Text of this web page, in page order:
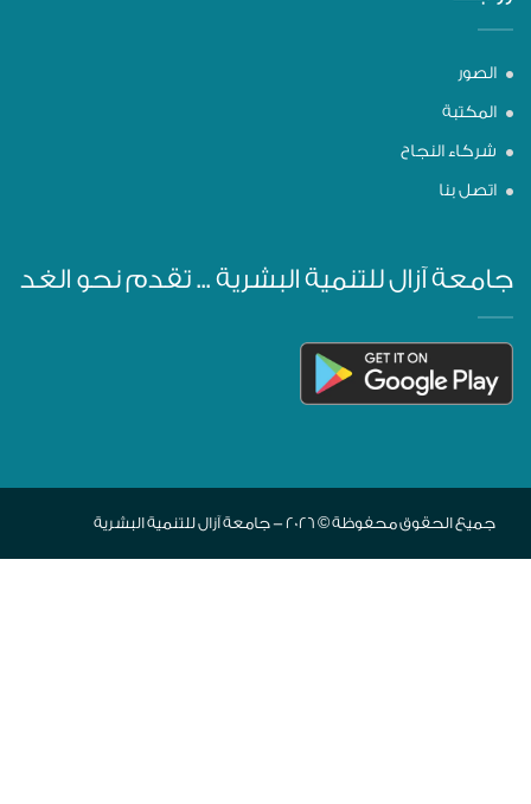
الصور
المكتبة
شركاء النجاح
اتصل بنا
جامعة آزال للتنمية البشرية ... تقدم نحو الغد
جميع الحقوق محفوظة © 2026 - جامعة آزال للتنمية البشرية